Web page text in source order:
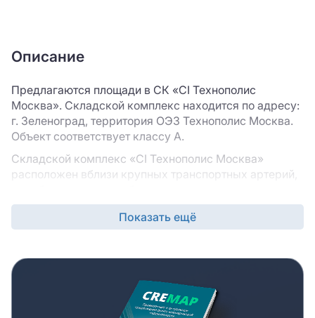
Описание
Предлагаются площади в СК «CI Технополис
Москва». Складской комплекс находится по адресу:
г. Зеленоград, территория ОЭЗ Технополис Москва.
Объект соответствует классу A.
Складской комплекс «CI Технополис Москва»
расположен вблизи крупных транспортных артерий,
площадку, а также дистрибуцию товаров со
складского комплекса в точки продаж. В карточке
пол, рабочую высоту потолков, наличие стоянки и зон
маневрирования для грузового и легкового
транспорта, мезонина и административно-бытовых
Показать ещё